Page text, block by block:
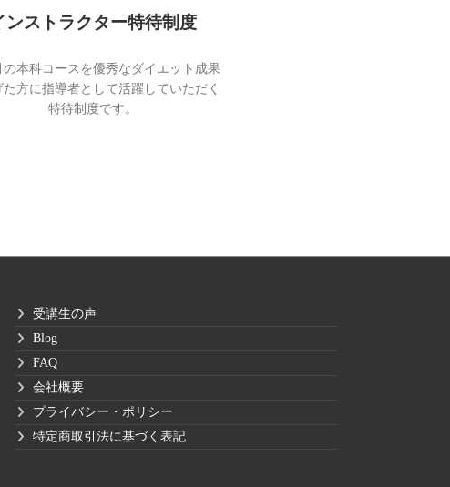
ンストラクター特待制度
の本科コースを優秀なダイエット成果
た方に指導者として活躍していただく
特待制度です。
受講生の声
Blog
FAQ
会社概要
プライバシー・ポリシー
特定商取引法に基づく表記